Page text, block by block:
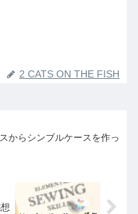
2 CATS ON THE FISH
からシンブルケースを作っ